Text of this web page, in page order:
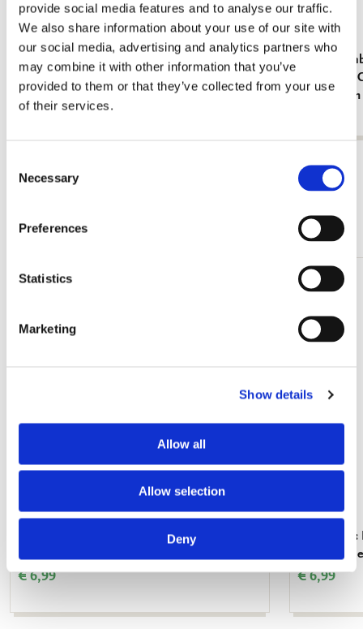
provide social media features and to analyse our traffic.
We also share information about your use of our site with
our social media, advertising and analytics partners who
may combine it with other information that you’ve
provided to them or that they’ve collected from your use
of their services.
Selection
Necessary
Preferences
Statistics
Marketing
Show details
Allow all
Allow selection
Deny
Servietten: Janneke Brinkman
€ 3,99
&
Amsterdam
Andere Kunden haben sich auch angesehen
hinzufügen
Notizblock: Vogels, Elwin van der Kolk,
€ 6,99 € 6,99